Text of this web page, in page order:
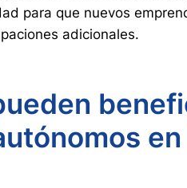
para que nuevos
adicionales.